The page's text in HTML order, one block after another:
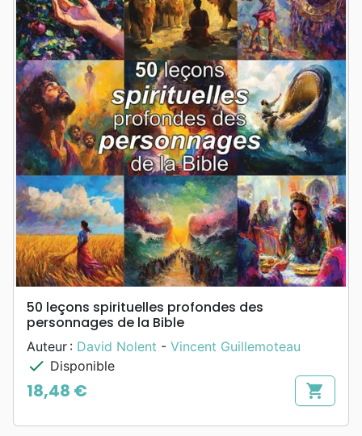
50 leçons spirituelles profondes des
personnages de la Bible
Auteur : David Nolent - Vincent Guillemoteau
check Disponible
Prix
18,48 € shopping_cart